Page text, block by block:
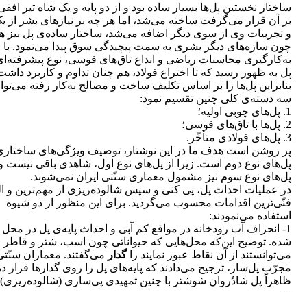
ساختار نخستین پل‌ها بسیار ساده بود و از دو پایه و یک شاه تیر
بر آن قرار می‌گرفت ساخته می‌شد، اما هر چه بر نیازهای بشر از
و تجربیات وی از سوی دیگر اضافه می‌شد، ساختار ساده‌ی پل نیز
چون سازه‌های دیگر بشری به سمت پیچیدگی سوق پیدا می‌نمود. با
به‌کارگیری محاسبات ریاضی و ابداع تاق‌های قوسی، نوع
پل به ظهور رسید که تا اختراع فولاد، هم چنان تداوم و کاربرد
بنابراین پل‌ها را بر اساس تکلیف ساخت و مصالح به‌کار رفته
سه دسته‌ی کلی چنین تقسیم نمود:
1. پل‌های چوبی اولیه؛
2. پل‌ها با تاق‌های قوسی؛
3. پل‌های فولادی متأخّر.
پر روشن است هدف ما در این نوشتار، توصیف ویژگی‌های
پل‌های نوع دوم است. زیرا از پل‌های نوع اول، شاهدی باقی نیست
پل‌های نوع سوم نیز مشمول معماری سنّتی ایران نمی‌شوند.
در عملیات احداث پل، پی کنی و سپس شالوده‌ریزی از مهم‌ترین و
فنّی‌ترین اقدامات محسوب می‌گردید. برای این منظور از دو شیوه
استفاده می‌نمودند:
1- انحراف آب رودخانه در مواقع کم آبی و احداث پایه‌ی پل در محل
شده. توضیح این‌که محل‌هایی که حیواناتی چون اسب، شتر و قاطر
می‌توانستند از آن نقاط عبور نمایند راگدار می‌گفتند. معماران
مجرّبِ پل‌ساز، ترجیح می‌دادند که پایه‌های پل را روی گدارها قرار
ظاهراً پل شادُروان شوشتر با چنین تمهیدی پی‌سازی